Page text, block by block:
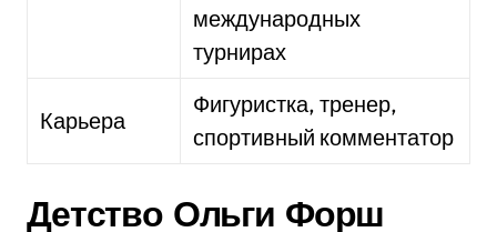
международных
турнирах
Карьера
Фигуристка, тренер,
спортивный комментатор
Детство Ольги Форш